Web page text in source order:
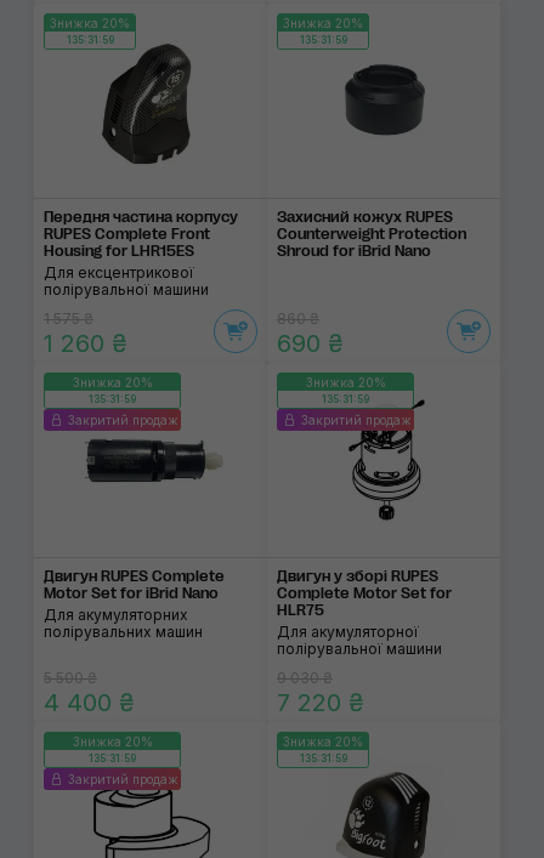
Знижка 20%
135:31:59
Передня частина кор­пусу
RUPES Complete Front
Housing for LHR15ES
Для ексцентрикової
полірувальної машини
1 575 ₴
1 260 ₴
Знижка 20%
135:31:59
Захисний кожух RUPES
Counterweight Protection
Shroud for iBrid Nano
860 ₴
690 ₴
Знижка 20%
135:31:59
Закритий продаж
Двигун RUPES Complete
Motor Set for iBrid Nano
Для акумуляторних
полірувальних машин
5 500 ₴
4 400 ₴
Знижка 20%
135:31:59
Закритий продаж
Двигун у зборі RUPES
Complete Motor Set for
HLR75
Для акумуляторної
полірувальної машини
9 030 ₴
7 220 ₴
Знижка 20%
135:31:59
Закритий продаж
Знижка 20%
135:31:59